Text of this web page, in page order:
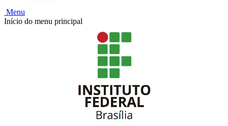
Menu
Início do menu principal